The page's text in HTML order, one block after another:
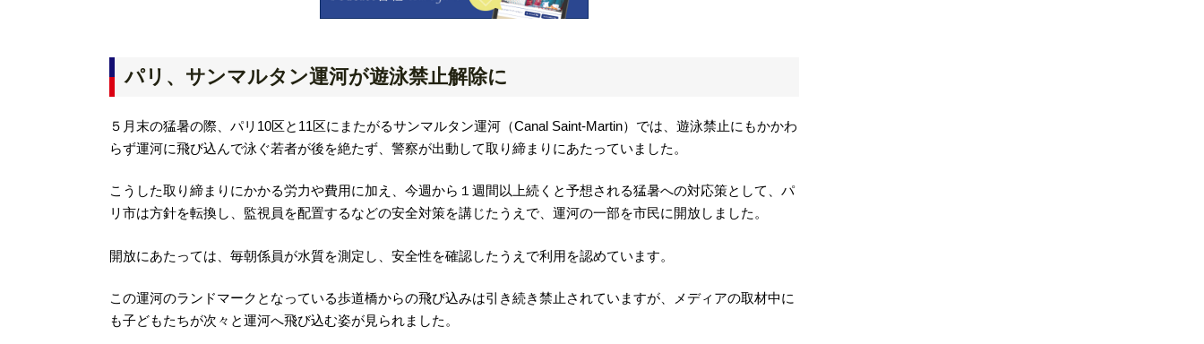
パリ、サンマルタン運河が遊泳禁止解除に
５月末の猛暑の際、パリ10区と11区にまたがるサンマルタン運河（Canal Saint-Martin）では、遊泳禁止にもかかわ
らず運河に飛び込んで泳ぐ若者が後を絶たず、警察が出動して取り締まりにあたっていました。
こうした取り締まりにかかる労力や費用に加え、今週から１週間以上続くと予想される猛暑への対応策として、パ
リ市は方針を転換し、監視員を配置するなどの安全対策を講じたうえで、運河の一部を市民に開放しました。
開放にあたっては、毎朝係員が水質を測定し、安全性を確認したうえで利用を認めています。
この運河のランドマークとなっている歩道橋からの飛び込みは引き続き禁止されていますが、メディアの取材中に
も子どもたちが次々と運河へ飛び込む姿が見られました。